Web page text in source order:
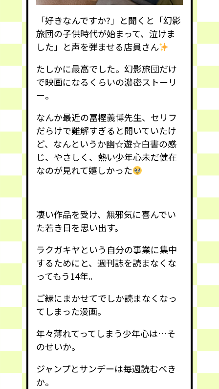
「好きなんですか?」と聞くと「幻影
旅団の子供時代が始まって、泣けま
した」と声を弾ませる店員さん
たしかに最高でした。幻影旅団だけ
で映画になるくらいの濃密ストーリ
ー。
なんか最近の冨樫義博先生、セリフ
だらけで難解すぎると聞いていたけ
ど、なんというか幽☆遊☆白書の感
じ、やさしく、熱い少年心未だ健在
なのが見れて嬉しかった
凄い作品を受け、無邪気に喜んでい
た若き日を思い出す。
ラクガキヤという自分の事業に集中
するためにと、週刊誌を読まなくな
ってもう14年。
ご縁にまかせてでしか読まなくなっ
てしまった漫画。
年々薄れてってしまう少年心は…そ
のせいか。
ジャンプとサンデーは毎週読むべき
か。